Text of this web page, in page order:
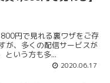
円で見れる裏ワザをご存
が、多くの配信サービスが
という方も多...
2020.06.17